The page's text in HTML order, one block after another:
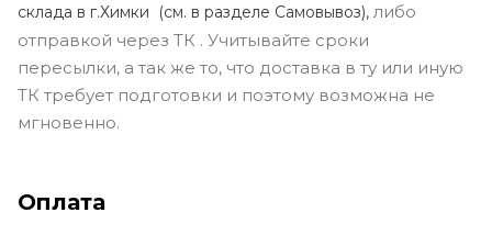
склада в г.Химки (см. в разделе Самовывоз), либо
отправкой через ТК . Учитывайте сроки
пересылки, а так же то, что доставка в ту или иную
ТК требует подготовки и поэтому возможна не
мгновенно.
Оплата